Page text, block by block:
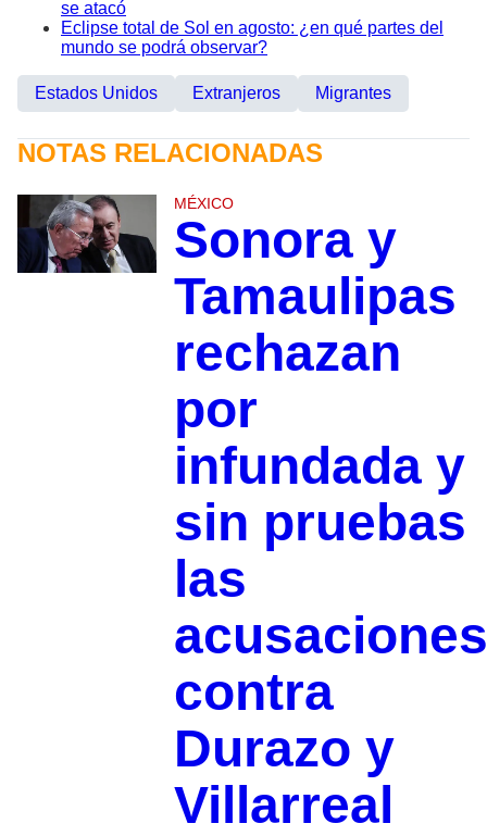
se atacó
Eclipse total de Sol en agosto: ¿en qué partes del
mundo se podrá observar?
Estados Unidos Extranjeros Migrantes
NOTAS RELACIONADAS
MÉXICO
Sonora y
Tamaulipas
rechazan
por
infundada y
sin pruebas
las
acusaciones
contra
Durazo y
Villarreal